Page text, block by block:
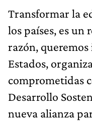
Transformar la
los países, es un
razón,
Estados,
comprometidas
Desarrollo
nueva alianza